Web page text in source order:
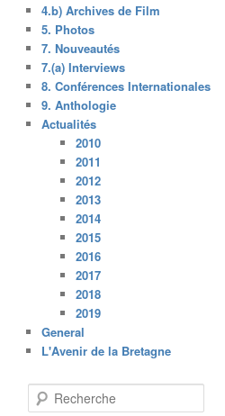
4.b) Archives de Film
5. Photos
7. Nouveautés
7.(a) Interviews
8. Conférences Internationales
9. Anthologie
Actualités
2010
2011
2012
2013
2014
2015
2016
2017
2018
2019
General
L'Avenir de la Bretagne
e